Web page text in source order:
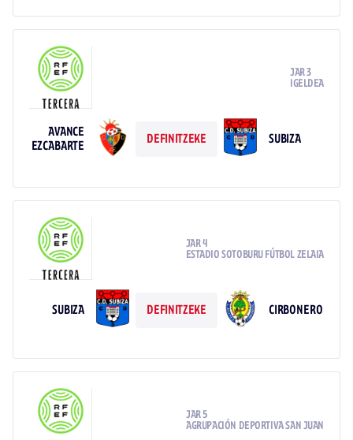
JAR 3
IGELDEA
AVANCE
EZCABARTE
DEFINITZEKE SUBIZA
JAR 4
ESTADIO SOTOBURU FÚTBOL ZELAIA
SUBIZA DEFINITZEKE CIRBONERO
JAR 5
AGRUPACIÓN DEPORTIVA SAN JUAN